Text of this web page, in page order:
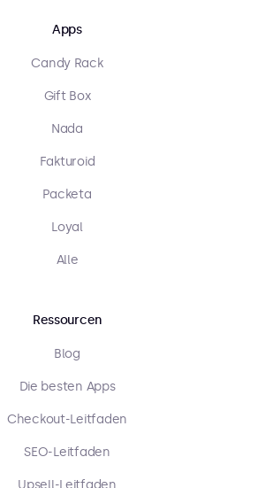
Apps
Candy Rack
Gift Box
Nada
Fakturoid
Packeta
Loyal
Alle
Ressourcen
Blog
Die besten Apps
Checkout-Leitfaden
SEO-Leitfaden
Upsell-Leitfaden